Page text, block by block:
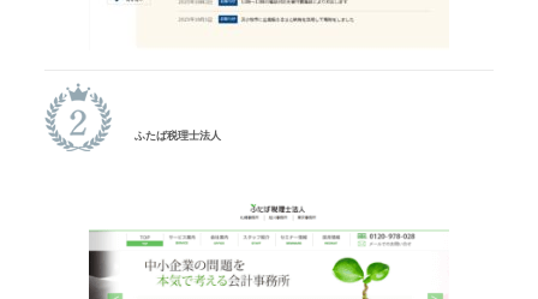
ふたば税理士法人